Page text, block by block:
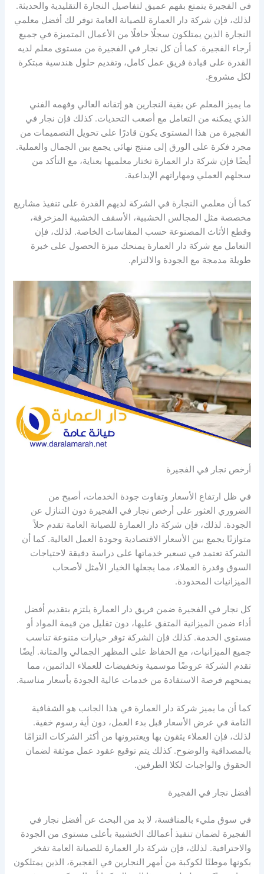
في الفجيرة يتمتع بفهم عميق لتفاصيل النجارة التقليدية والحديثة.
لذلك، فإن شركة دار العمارة للصيانة العامة توفر لك أفضل معلمي
النجارة الذين يمتلكون سجلًا حافلًا من الأعمال المتميزة في جميع
أرجاء الفجيرة. كما أن كل نجار في الفجيرة من مستوى معلم لديه
القدرة على قيادة فريق عمل كامل، وتقديم حلول هندسية مبتكرة
لكل مشروع.
ما يميز المعلم عن بقية النجارين هو إتقانه العالي وفهمه الفني
الذي يمكنه من التعامل مع أصعب التحديات. كذلك فإن نجار في
الفجيرة من هذا المستوى يكون قادرًا على تحويل التصميمات من
مجرد فكرة على الورق إلى منتج نهائي يجمع بين الجمال والعملية.
أيضًا فإن شركة دار العمارة تختار معلميها بعناية، مع التأكد من
سجلهم العملي ومهاراتهم الإبداعية.
كما أن معلمي النجارة في الشركة لديهم القدرة على تنفيذ مشاريع
مخصصة مثل المجالس الخشبية، الأسقف الخشبية المزخرفة،
وقطع الأثاث المصنوعة حسب المقاسات الخاصة. لذلك، فإن
التعامل مع شركة دار العمارة يمنحك ميزة الحصول على خبرة
طويلة مدمجة مع الجودة والالتزام.
أرخص نجار في الفجيرة
في ظل ارتفاع الأسعار وتفاوت جودة الخدمات، أصبح من
الضروري العثور على أرخص نجار في الفجيرة دون التنازل عن
الجودة. لذلك، فإن شركة دار العمارة للصيانة العامة تقدم حلاً
متوازنًا يجمع بين الأسعار الاقتصادية وجودة العمل العالية. كما أن
الشركة تعتمد في تسعير خدماتها على دراسة دقيقة لاحتياجات
السوق وقدرة العملاء، مما يجعلها الخيار الأمثل لأصحاب
الميزانيات المحدودة.
كل نجار في الفجيرة ضمن فريق دار العمارة يلتزم بتقديم أفضل
أداء ضمن الميزانية المتفق عليها، دون تقليل من قيمة المواد أو
مستوى الخدمة. كذلك فإن الشركة توفر خيارات متنوعة تناسب
جميع الميزانيات، مع الحفاظ على المظهر الجمالي والمتانة. أيضًا
تقدم الشركة عروضًا موسمية وتخفيضات للعملاء الدائمين، مما
يمنحهم فرصة الاستفادة من خدمات عالية الجودة بأسعار مناسبة.
كما أن ما يميز شركة دار العمارة في هذا الجانب هو الشفافية
التامة في عرض الأسعار قبل بدء العمل، دون أية رسوم خفية.
لذلك، فإن العملاء يثقون بها ويعتبرونها من أكثر الشركات التزامًا
بالمصداقية والوضوح. كذلك يتم توقيع عقود عمل موثقة لضمان
الحقوق والواجبات لكلا الطرفين.
أفضل نجار في الفجيرة
في سوق مليء بالمنافسة، لا بد من البحث عن أفضل نجار في
الفجيرة لضمان تنفيذ أعمالك الخشبية بأعلى مستوى من الجودة
والاحترافية. لذلك، فإن شركة دار العمارة للصيانة العامة تفخر
بكونها موطنًا لكوكبة من أمهر النجارين في الفجيرة، الذين يمتلكون